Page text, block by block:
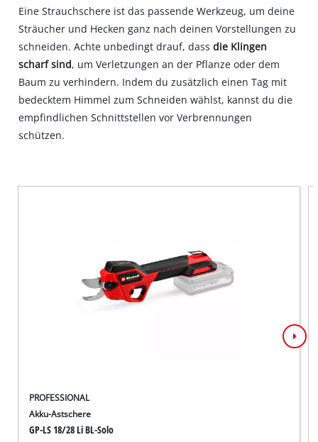
Eine Strauchschere ist das passende Werkzeug, um deine
Sträucher und Hecken ganz nach deinen Vorstellungen zu
schneiden. Achte unbedingt drauf, dassdie Klingen
scharf sind, um Verletzungen an der Pflanze oder dem
Baum zu verhindern. Indem du zusätzlich einen Tag mit
bedecktem Himmel zum Schneiden wählst, kannst du die
empfindlichen Schnittstellen vor Verbrennungen
schützen.
PROFESSIONAL
Akku-Astschere
GP-LS 18/28 Li BL-Solo